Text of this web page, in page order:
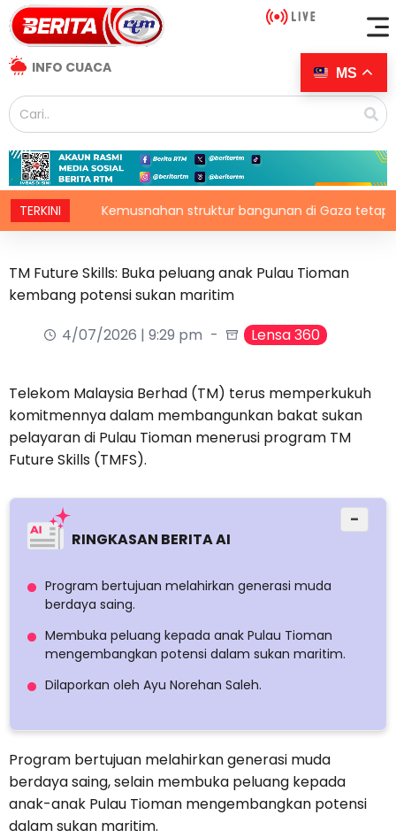
INFO CUACA
TERKINI Kemusnahan struktur bangunan di Gaza tetap catat
TM Future Skills: Buka peluang anak Pulau Tioman
kembang potensi sukan maritim
4/07/2026 | 9:29 pm
Lensa 360
Telekom Malaysia Berhad (TM) terus memperkukuh
komitmennya dalam membangunkan bakat sukan
pelayaran di Pulau Tioman menerusi program TM
Future Skills (TMFS).
RINGKASAN BERITA AI
−
Program bertujuan melahirkan generasi muda
berdaya saing.
Membuka peluang kepada anak Pulau Tioman
mengembangkan potensi dalam sukan maritim.
Dilaporkan oleh Ayu Norehan Saleh.
Program bertujuan melahirkan generasi muda
berdaya saing, selain membuka peluang kepada
anak-anak Pulau Tioman mengembangkan potensi
dalam sukan maritim.
MS